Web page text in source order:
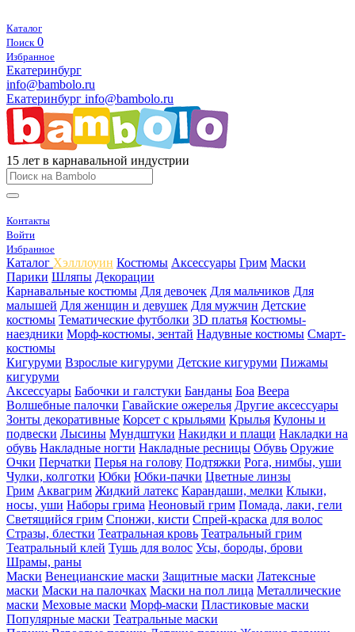
Каталог
Поиск 0
Избранное
Екатеринбург
info@bambolo.ru
Екатеринбург info@bambolo.ru
15 лет в карнавальной индустрии
Контакты
Войти
Избранное
Каталог Хэлллоуин Костюмы Аксессуары Грим Маски
Парики Шляпы Декорации
Карнавальные костюмы Для девочек Для мальчиков Для
малышей Для женщин и девушек Для мужчин Детские
костюмы Тематические футболки 3D платья Костюмы-
наездники Морф-костюмы, зентай Надувные костюмы Смарт-
костюмы
Кигуруми Взрослые кигуруми Детские кигуруми Пижамы
кигуруми
Аксессуары Бабочки и галстуки Банданы Боа Веера
Волшебные палочки Гавайские ожерелья Другие аксессуары
Зонты декоративные Корсет с крыльями Крылья Кулоны и
подвески Лысины Мундштуки Накидки и плащи Накладки на
обувь Накладные ногти Накладные ресницы Обувь Оружие
Очки Перчатки Перья на голову Подтяжки Рога, нимбы, уши
Чулки, колготки Юбки Юбки-пачки Цветные линзы
Грим Аквагрим Жидкий латекс Карандаши, мелки Клыки,
носы, уши Наборы грима Неоновый грим Помада, лаки, гели
Светящийся грим Спонжи, кисти Спрей-краска для волос
Стразы, блестки Театральная кровь Театральный грим
Театральный клей Тушь для волос Усы, бороды, брови
Шрамы, раны
Маски Венецианские маски Защитные маски Латексные
маски Маски на палочках Маски на пол лица Металлические
маски Меховые маски Морф-маски Пластиковые маски
Популярные маски Театральные маски